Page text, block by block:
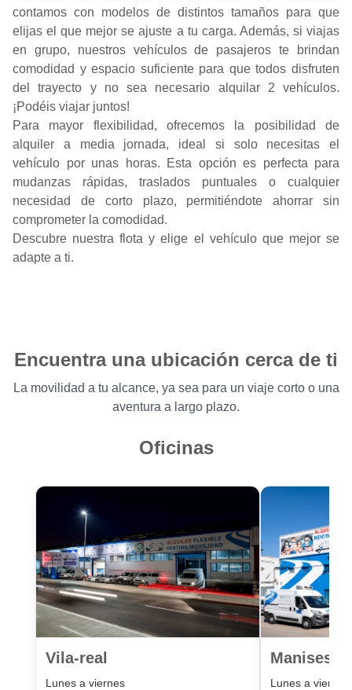
contamos con modelos de distintos tamaños para que
elijas el que mejor se ajuste a tu carga. Además, si viajas
en grupo, nuestros vehículos de pasajeros te brindan
comodidad y espacio suficiente para que todos disfruten
del trayecto y no sea necesario alquilar 2 vehículos.
¡Podéis viajar juntos!
Para mayor flexibilidad, ofrecemos la posibilidad de
alquiler a media jornada, ideal si solo necesitas el
vehículo por unas horas. Esta opción es perfecta para
mudanzas rápidas, traslados puntuales o cualquier
necesidad de corto plazo, permitiéndote ahorrar sin
comprometer la comodidad.
Descubre nuestra flota y elige el vehículo que mejor se
adapte a ti.
Encuentra una ubicación cerca de ti
La movilidad a tu alcance, ya sea para un viaje corto o una
aventura a largo plazo.
Oficinas
Vila-real
Lunes a viernes
Manises
Lunes a viernes